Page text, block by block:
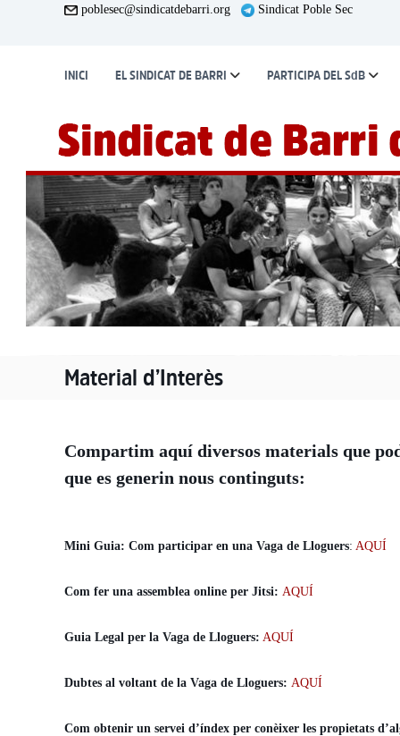
poblesec@sindicatdebarri.org Sindicat Poble Sec
INICI EL SINDICAT DE BARRI PARTICIPA DEL SdB
Material d’Interès
Compartim aquí diversos materials que
que es generin nous continguts:
Mini Guia: Com participar en una Vaga de Lloguers: AQUÍ
Com fer una assemblea online per Jitsi: AQUÍ
Guia Legal per la Vaga de Lloguers: AQUÍ
Dubtes al voltant de la Vaga de Lloguers: AQUÍ
Com obtenir un servei d’índex per conèixer les propietats